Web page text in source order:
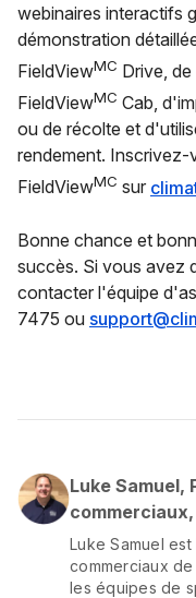
webinaires interactifs
démonstration
FieldViewMC Drive,
FieldViewMC Cab,
ou de récolte et
rendement. Inscrivez-
FieldViewMC sur
Bonne chance et
succès. Si vous avez
contacter l'équipe
7475 ou
Luke Samuel,
Luke Samuel
commerciaux
les équipes de